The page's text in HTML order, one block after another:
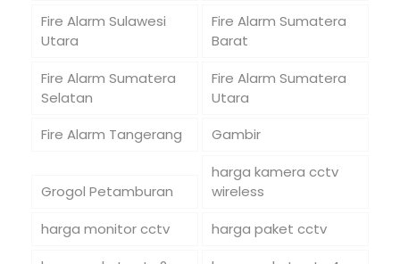
Fire Alarm Sulawesi
Utara
Fire Alarm Sumatera
Barat
Fire Alarm Sumatera
Selatan
Fire Alarm Sumatera
Utara
Fire Alarm Tangerang
Gambir
Grogol Petamburan
harga kamera cctv
wireless
harga monitor cctv
harga paket cctv